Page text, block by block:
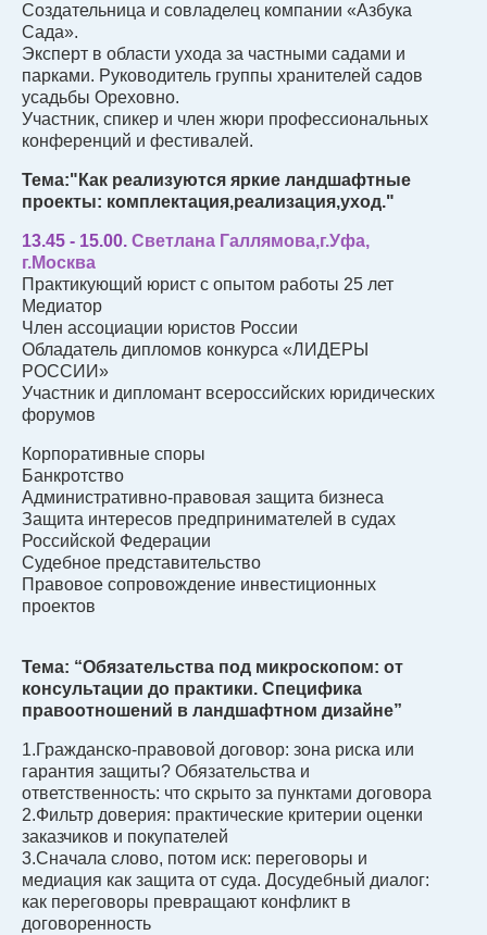
Создательница и совладелец компании «Азбука
Сада».
Эксперт в области ухода за частными садами и
парками. Руководитель группы хранителей садов
усадьбы Ореховно.
Участник, спикер и член жюри профессиональных
конференций и фестивалей.
Тема:"Как реализуются яркие ландшафтные
проекты: комплектация,реализация,уход."
13.45 - 15.00. Светлана Галлямова,г.Уфа,
г.Москва
Практикующий юрист с опытом работы 25 лет
Медиатор
Член ассоциации юристов России
Обладатель дипломов конкурса «ЛИДЕРЫ
РОССИИ»
Участник и дипломант всероссийских юридических
форумов
Корпоративные споры
Банкротство
Административно-правовая защита бизнеса
Защита интересов предпринимателей в судах
Российской Федерации
Судебное представительство
Правовое сопровождение инвестиционных
проектов
Тема: “Обязательства под микроскопом: от
консультации до практики. Специфика
правоотношений в ландшафтном дизайне”
1.Гражданско-правовой договор: зона риска или
гарантия защиты? Обязательства и
ответственность: что скрыто за пунктами договора
2.Фильтр доверия: практические критерии оценки
заказчиков и покупателей
3.Сначала слово, потом иск: переговоры и
медиация как защита от суда. Досудебный диалог:
как переговоры превращают конфликт в
договоренность